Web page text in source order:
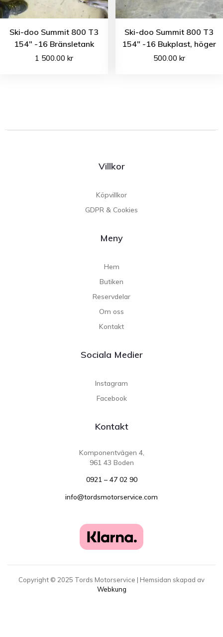
Ski-doo Summit 800 T3
154″ -16 Bränsletank
1 500.00 kr
Ski-doo Summit 800 T3
154″ -16 Bukplast, höger
500.00 kr
Villkor
Köpvillkor
GDPR & Cookies
Meny
Hem
Butiken
Reservdelar
Om oss
Kontakt
Sociala Medier
Instagram
Facebook
Kontakt
Komponentvägen 4,
961 43 Boden
0921 – 47 02 90
info@tordsmotorservice.com
Copyright © 2025 Tords Motorservice | Hemsidan skapad av
Webkung